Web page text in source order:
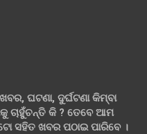
ଘଟଣା, ଦୁର୍ଘଟଣା କିମ୍ବା
ଚାହୁଁଚନ୍ତି କି ? ତେବେ ଆମ
ସହିତ ଖବର ପଠାଇ ପାରିବେ ।